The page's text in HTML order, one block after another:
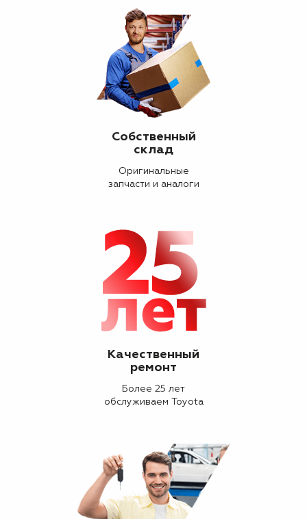
Собственный
склад
Оригинальные
запчасти и аналоги
Качественный
ремонт
Более 25 лет
обслуживаем Toyota